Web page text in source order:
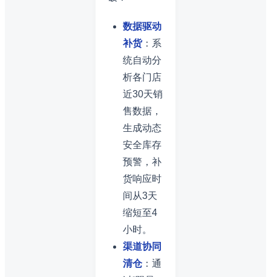
数据驱动
补货：系
统自动分
析各门店
近30天销
售数据，
生成动态
安全库存
预警，补
货响应时
间从3天
缩短至4
小时。
渠道协同
清仓 ：通